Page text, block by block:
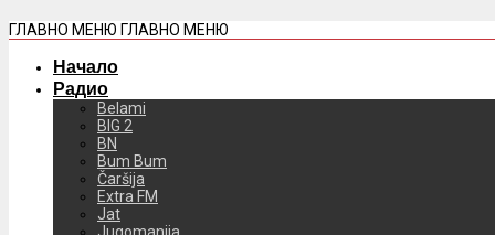
ГЛАВНО МЕНЮ ГЛАВНО МЕНЮ
Начало
Радио
Belami
BIG 2
BN
Bum Bum
Čaršija
Extra FM
Jat